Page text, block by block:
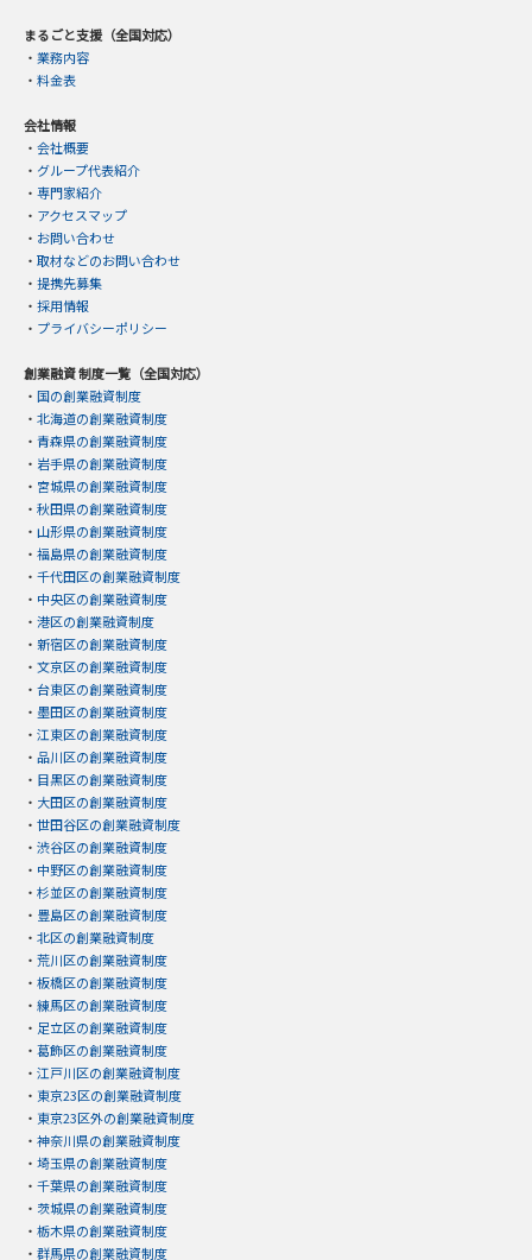
まるごと支援（全国対応）
・ 業務内容
・ 料金表
会社情報
・ 会社概要
・ グループ代表紹介
・ 専門家紹介
・ アクセスマップ
・ お問い合わせ
・ 取材などのお問い合わせ
・ 提携先募集
・ 採用情報
・ プライバシーポリシー
創業融資 制度一覧（全国対応）
・ 国の創業融資制度
・ 北海道の創業融資制度
・ 青森県の創業融資制度
・ 岩手県の創業融資制度
・ 宮城県の創業融資制度
・ 秋田県の創業融資制度
・ 山形県の創業融資制度
・ 福島県の創業融資制度
・ 千代田区の創業融資制度
・ 中央区の創業融資制度
・ 港区の創業融資制度
・ 新宿区の創業融資制度
・ 文京区の創業融資制度
・ 台東区の創業融資制度
・ 墨田区の創業融資制度
・ 江東区の創業融資制度
・ 品川区の創業融資制度
・ 目黒区の創業融資制度
・ 大田区の創業融資制度
・ 世田谷区の創業融資制度
・ 渋谷区の創業融資制度
・ 中野区の創業融資制度
・ 杉並区の創業融資制度
・ 豊島区の創業融資制度
・ 北区の創業融資制度
・ 荒川区の創業融資制度
・ 板橋区の創業融資制度
・ 練馬区の創業融資制度
・ 足立区の創業融資制度
・ 葛飾区の創業融資制度
・ 江戸川区の創業融資制度
・ 東京23区の創業融資制度
・ 東京23区外の創業融資制度
・ 神奈川県の創業融資制度
・ 埼玉県の創業融資制度
・ 千葉県の創業融資制度
・ 茨城県の創業融資制度
・ 栃木県の創業融資制度
・ 群馬県の創業融資制度